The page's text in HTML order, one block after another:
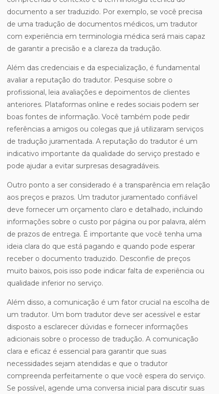
documento a ser traduzido. Por exemplo, se você precisa
de uma tradução de documentos médicos, um tradutor
com experiência em terminologia médica será mais capaz
de garantir a precisão e a clareza da tradução.
Além das credenciais e da especialização, é fundamental
avaliar a reputação do tradutor. Pesquise sobre o
profissional, leia avaliações e depoimentos de clientes
anteriores. Plataformas online e redes sociais podem ser
boas fontes de informação. Você também pode pedir
referências a amigos ou colegas que já utilizaram serviços
de tradução juramentada. A reputação do tradutor é um
indicativo importante da qualidade do serviço prestado e
pode ajudar a evitar surpresas desagradáveis.
Outro ponto a ser considerado é a transparência em relação
aos preços e prazos. Um tradutor juramentado confiável
deve fornecer um orçamento claro e detalhado, incluindo
informações sobre o custo por página ou por palavra, além
de prazos de entrega. É importante que você tenha uma
ideia clara do que está pagando e quando pode esperar
receber o documento traduzido. Desconfie de preços
muito baixos, pois isso pode indicar falta de experiência ou
qualidade inferior no serviço.
Além disso, a comunicação é um fator crucial na escolha de
um tradutor. Um bom tradutor deve ser acessível e estar
disposto a esclarecer dúvidas e fornecer informações
adicionais sobre o processo de tradução. A comunicação
clara e eficaz é essencial para garantir que suas
necessidades sejam atendidas e que o tradutor
compreenda perfeitamente o que você espera do serviço.
Se possível, agende uma conversa inicial para discutir suas